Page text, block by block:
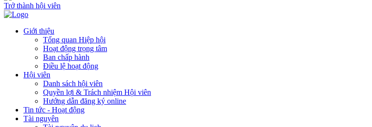
Trở thành hội viên
Giới thiệu
Tổng quan Hiệp hội
Hoạt động trọng tâm
Ban chấp hành
Điều lệ hoạt động
Hội viên
Danh sách hội viên
Quyền lợi & Trách nhiệm Hội viên
Hướng dẫn đăng ký online
Tin tức - Hoạt động
Tài nguyên